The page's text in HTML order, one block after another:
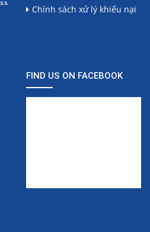
Chính sách xử lý khiếu nại
FIND US ON FACEBOOK